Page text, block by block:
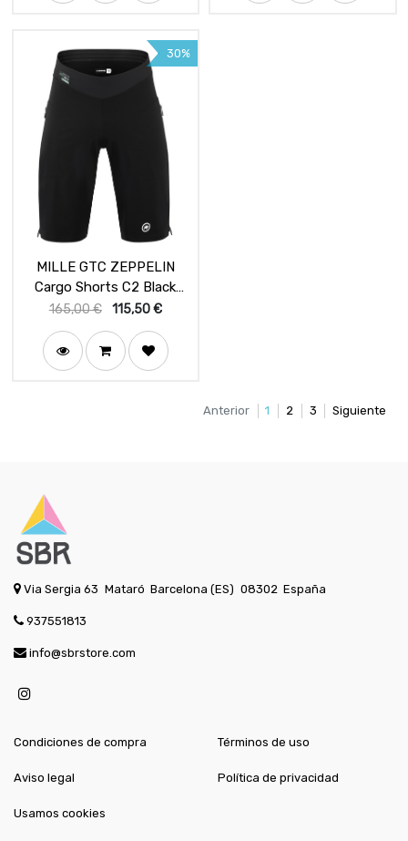
30%
MILLE GTC ZEPPELIN
Cargo Shorts C2 Black
Series
165,00€ 115,50€
Anterior 1 2 3 Siguiente
Via Sergia 63 Mataró Barcelona (ES) 08302 España
937551813
info@sbrstore.com
Condiciones de compra
Aviso legal
Términos de uso
Política de privacidad
Usamos cookies